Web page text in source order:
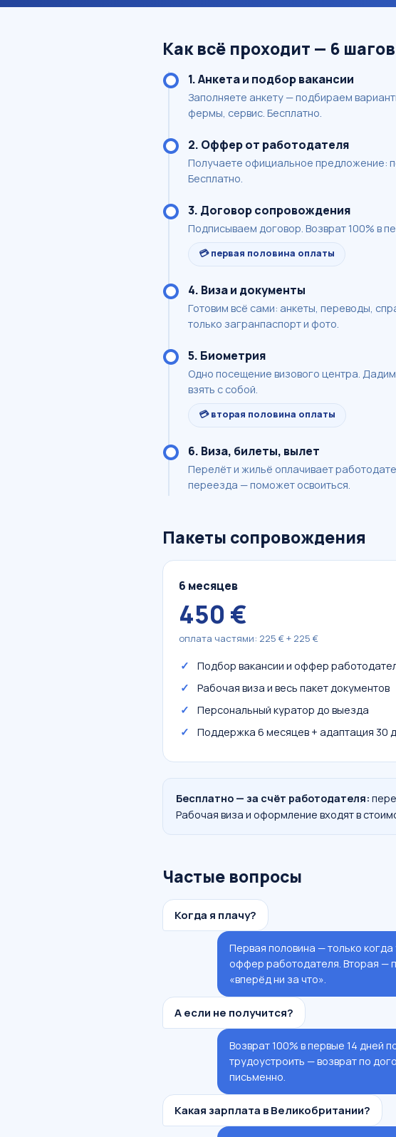
Как всё проходит — 6 шагов
1. Анкета и подбор вакансии
Заполняете анкету — подбираем
фермы, сервис. Бесплатно.
2. Оффер от работодателя
Получаете официальное предложение:
Бесплатно.
3. Договор сопровождения
Подписываем договор. Возврат 100% в
💳 первая половина оплаты
4. Виза и документы
Готовим всё сами: анкеты, переводы,
только загранпаспорт и фото.
5. Биометрия
Одно посещение визового центра.
взять с собой.
💳 вторая половина оплаты
6. Виза, билеты, вылет
Перелёт и жильё оплачивает
переезда — поможет освоиться.
Пакеты сопровождения
6 месяцев
450 €
оплата частями: 225 € + 225 €
Подбор вакансии и оффер
Рабочая виза и весь пакет документов
Персональный куратор до выезда
Поддержка 6 месяцев + адаптация 30
Бесплатно — за счёт работодателя:
Рабочая виза и оформление входят в
Частые вопросы
Когда я плачу?
Первая половина — только
оффер работодателя. Вторая —
«вперёд ни за что».
А если не получится?
Возврат 100% в первые 14 дней
трудоустроить — возврат по
письменно.
Какая зарплата в Великобритании?